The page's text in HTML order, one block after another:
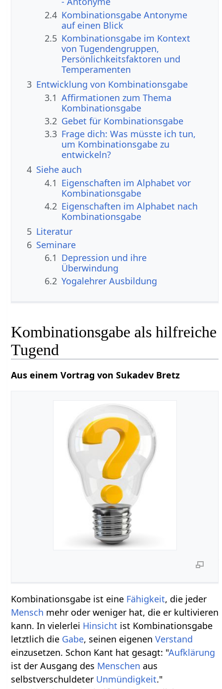
2.4 Kombinationsgabe Antonyme
auf einen Blick
2.5 Kombinationsgabe im Kontext
von Tugendengruppen,
Persönlichkeitsfaktoren und
Temperamenten
3 Entwicklung von Kombinationsgabe
3.1 Affirmationen zum Thema
Kombinationsgabe
3.2 Gebet für Kombinationsgabe
3.3 Frage dich: Was müsste ich tun,
um Kombinationsgabe zu
entwickeln?
4 Siehe auch
4.1 Eigenschaften im Alphabet vor
Kombinationsgabe
4.2 Eigenschaften im Alphabet nach
Kombinationsgabe
5 Literatur
6 Seminare
6.1 Depression und ihre
Überwindung
6.2 Yogalehrer Ausbildung
Kombinationsgabe als hilfreiche
Tugend
Aus einem Vortrag von Sukadev Bretz
Kombinationsgabe ist eine Fähigkeit, die jeder
Mensch mehr oder weniger hat, die er kultivieren
kann. In vielerlei Hinsicht ist Kombinationsgabe
letztlich die Gabe, seinen eigenenVerstand
einzusetzen. Schon Kant hat gesagt: "Aufklärung
ist der Ausgang des Menschen aus
selbstverschuldeter Unmündigkeit."